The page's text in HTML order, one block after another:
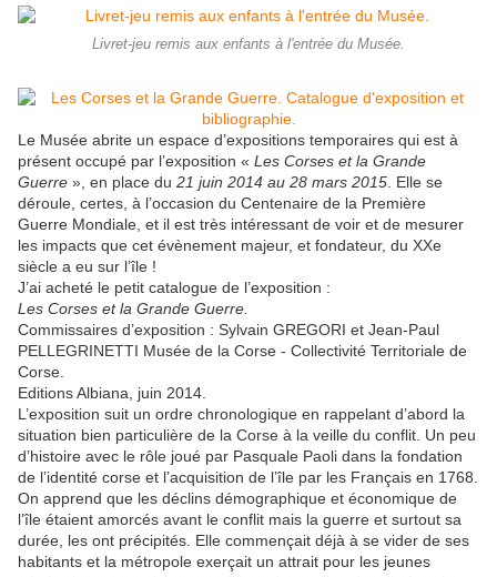
Livret-jeu remis aux enfants à l'entrée du Musée.
Le Musée abrite un espace d’expositions temporaires qui est à
présent occupé par l’exposition « Les Corses et la Grande
Guerre », en place du 21 juin 2014 au 28 mars 2015 . Elle se
déroule, certes, à l’occasion du Centenaire de la Première
Guerre Mondiale, et il est très intéressant de voir et de mesurer
les impacts que cet évènement majeur, et fondateur, du XXe
siècle a eu sur l’île !
J’ai acheté le petit catalogue de l’exposition :
Les Corses et la Grande Guerre.
Commissaires d’exposition : Sylvain GREGORI et Jean-Paul
PELLEGRINETTI Musée de la Corse - Collectivité Territoriale de
Corse.
Editions Albiana, juin 2014.
L’exposition suit un ordre chronologique en rappelant d’abord la
situation bien particulière de la Corse à la veille du conflit. Un peu
d’histoire avec le rôle joué par Pasquale Paoli dans la fondation
de l’identité corse et l’acquisition de l’île par les Français en 1768.
On apprend que les déclins démographique et économique de
l’île étaient amorcés avant le conflit mais la guerre et surtout sa
durée, les ont précipités. Elle commençait déjà à se vider de ses
habitants et la métropole exerçait un attrait pour les jeunes